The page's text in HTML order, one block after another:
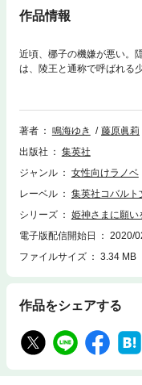
作品情報
近頃、梛子の機嫌が悪い。
は、陵王と通称で呼ばれる
る気配がないこと。しかも
れる始末。さすがの晴明も
母兄から晴明に頼み事があ
祓ってほしいとのことだっ
著者 鳴海ゆき
藤原眞莉
出版社
集英社
ジャンル
女性向けラノベ
レーベル
集英社コバルト
シリーズ
姫神さまに願い
電子版配信開始日
2020/
ファイルサイズ
3.34 MB
作品をシェアする